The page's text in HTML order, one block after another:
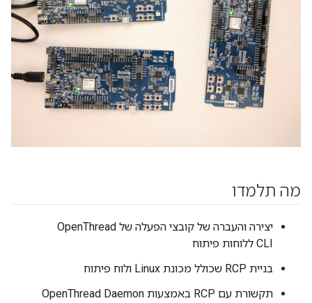
מה תלמדו
יצירה והעברה של קובצי הפעלה של OpenThread
CLI ללוחות פיתוח
בניית RCP שכולל מכונת Linux ולוח פיתוח
תקשורת עם RCP באמצעות OpenThread Daemon